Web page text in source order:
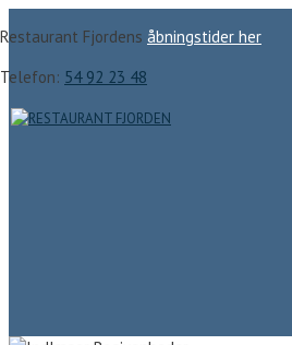
til
indhold
Restaurant Fjordens åbningstider her
Telefon: 54 92 23 48